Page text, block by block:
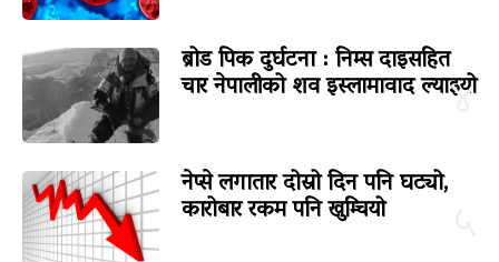
४
ब्रोड पिक दुर्घटना : निम्स दाइसहित
चार नेपालीको शव इस्लामावाद ल्याइयो
नेप्से लगातार दोस्रो दिन पनि घट्यो,
कारोबार रकम पनि खुम्चियो